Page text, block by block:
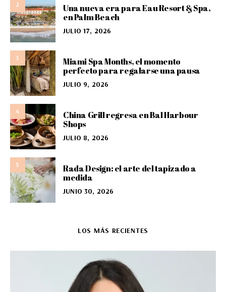
2
Una nueva era para Eau Resort & Spa,
en Palm Beach
JULIO 17, 2026
3
Miami Spa Months, el momento
perfecto para regalarse una pausa
JULIO 9, 2026
4
China Grill regresa en Bal Harbour
Shops
JULIO 8, 2026
5
Rada Design: el arte del tapizado a
medida
JUNIO 30, 2026
LOS MÁS RECIENTES